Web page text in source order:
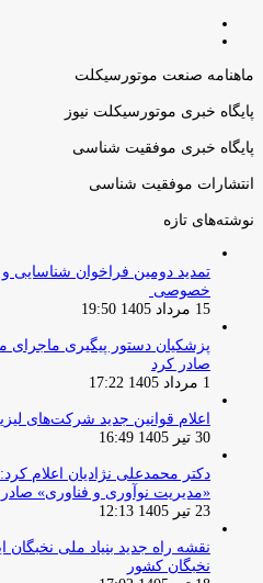
ماهنامه صنعت موتورسیکلت
پایگاه خبری موتورسیکلت نیوز
پایگاه خبری موفقیت شناسی
انتشارات موفقیت شناسی
نوشته‌های تازه
تمدید دومین فراخوان شناسایی
خصوصی
15 مرداد 1405 19:50
صادر کرد
1 مرداد 1405 17:22
اعلام قوانین جدید شرکت‌های
30 تیر 1405 16:49
دکتر محمدعلی نژادیان اعلام
«مدیریت نوآوری و فناوری»
23 تیر 1405 12:13
نقشه راه جدید بنیاد ملی
نخبگان کشور